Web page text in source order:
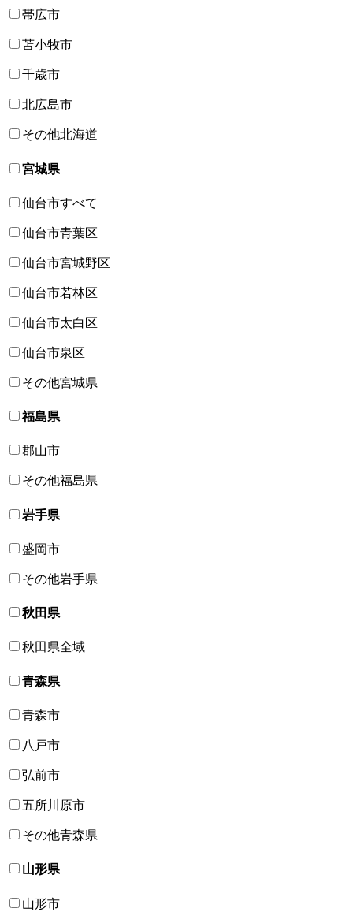
帯広市
苫小牧市
千歳市
北広島市
その他北海道
宮城県
仙台市すべて
仙台市青葉区
仙台市宮城野区
仙台市若林区
仙台市太白区
仙台市泉区
その他宮城県
福島県
郡山市
その他福島県
岩手県
盛岡市
その他岩手県
秋田県
秋田県全域
青森県
青森市
八戸市
弘前市
五所川原市
その他青森県
山形県
山形市